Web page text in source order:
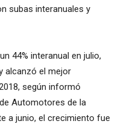
subas interanuales y
44% interanual en julio,
alcanzó el mejor
según informó
Automotores de la
a junio, el crecimiento fue